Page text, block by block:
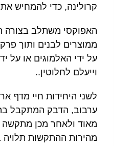
קרולינה, כדי להמחיש
האפוקסי משתלב בצורה
ממוצרים לבנים ותוך
על ידי האלמוגים או על
וייעלם לחלוטין..
לשני היחידות חיי מדף
ערבוב, הדבק המתקבל
מאוד ולאחר מכן
מהירות ההתקשות